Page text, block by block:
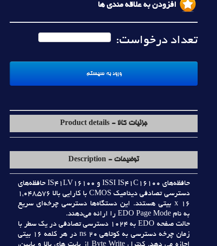
افزودن به علاقه مندی ها
تعداد درخواست:
جزئیات کالا - Product details
توضیحات - Description
حافظه‌هاي ISSI IS41C16100 و IS41LV16100 حافظه‌هاي
دسترسي تصادفي ديناميک CMOS با کارايي بالا 1,048,576
x 16 بيتي هستند. اين دستگاه‌ها دسترسي چرخه‌اي سريع
به نام EDO Page Mode را ارائه مي‌دهند.
حالت صفحه EDO به 1024 دسترسي تصادفي در يک سطر با
زمان چرخه دسترسي به کوتاهي 20 ns در هر کلمه 16 بيتي